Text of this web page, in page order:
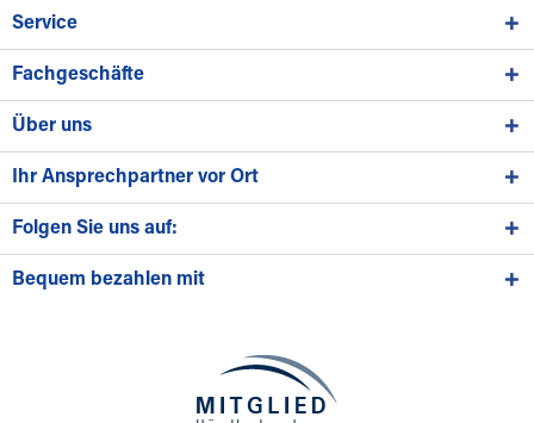
Service
Fachgeschäfte
Über uns
Ihr Ansprechpartner vor Ort
Folgen Sie uns auf:
Bequem bezahlen mit